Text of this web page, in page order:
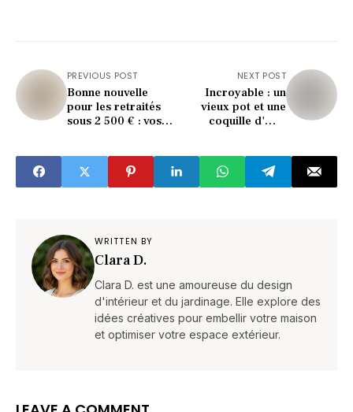
PREVIOUS POST
Bonne nouvelle
pour les retraités
sous 2 500 € : vos
NEXT POST
Incroyable : un
vieux pot et une
coquille d'œuf
WRITTEN BY
Clara D.
Clara D. est une amoureuse du design
d'intérieur et du jardinage. Elle explore des
idées créatives pour embellir votre maison
et optimiser votre espace extérieur.